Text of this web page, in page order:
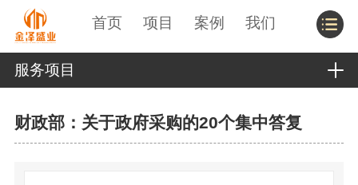
首页 项目 案例 我们
服务项目
财政部：关于政府采购的20个集中答复